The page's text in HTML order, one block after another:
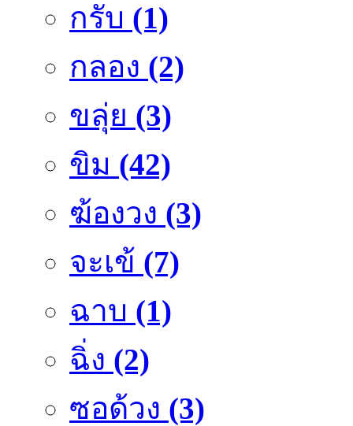
กรับ (1)
กลอง (2)
ขลุ่ย (3)
ขิม (42)
ฆ้องวง (3)
จะเข้ (7)
ฉาบ (1)
ฉิ่ง (2)
ซอด้วง (3)